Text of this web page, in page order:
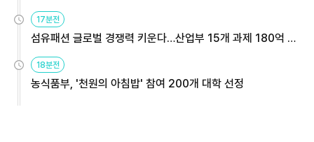
17분전
섬유패션 글로벌 경쟁력 키운다…산업부 15개 과제 180억 지
18분전
농식품부, '천원의 아침밥' 참여 200개 대학 선정